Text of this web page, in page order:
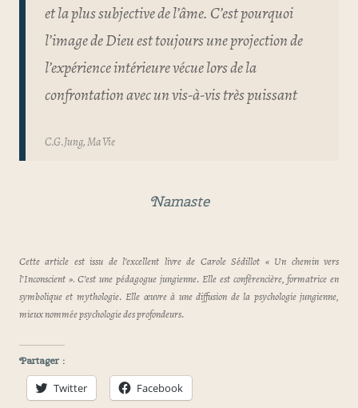
et la plus subjective de l’âme. C’est pourquoi
l’image de Dieu est toujours une projection de
l’expérience intérieure vécue lors de la
confrontation avec un vis-à-vis très puissant
C.G.Jung, Ma Vie
Namaste
Cette article est issu de l’excellent livre de Carole Sédillot « Un chemin vers
l’Inconscient ». C’est une pédagogue jungienne. Elle est conférencière, formatrice en
symbolique et mythologie. Elle œuvre à une diffusion de la psychologie jungienne,
mieux nommée psychologie des profondeurs.
Partager :
Twitter Facebook